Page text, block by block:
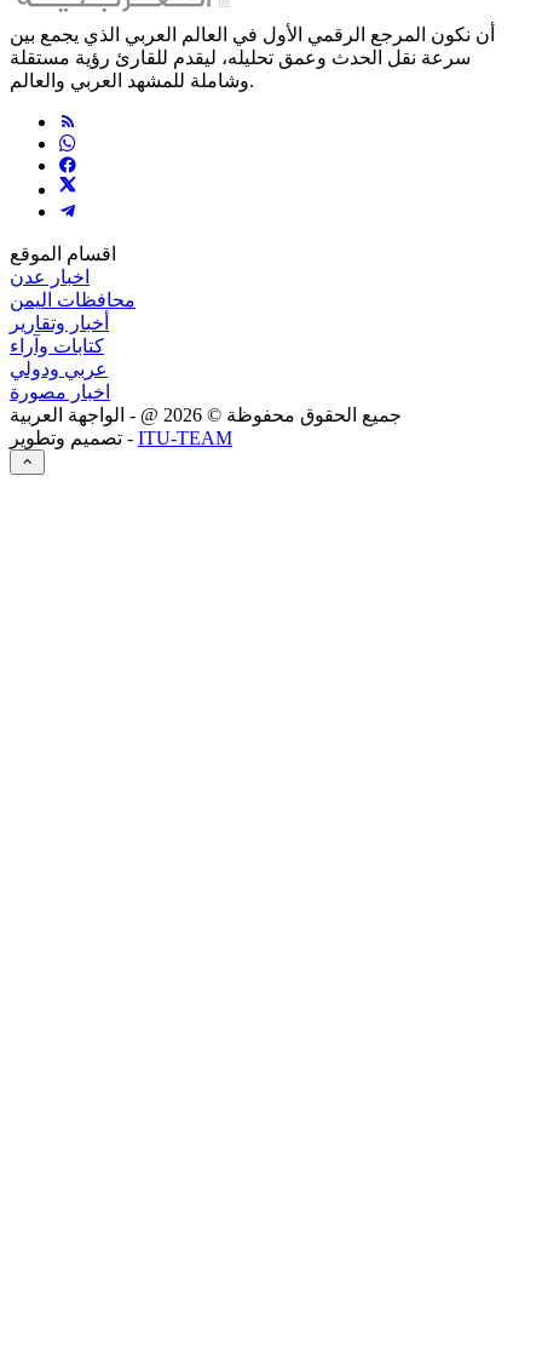
أن نكون المرجع الرقمي الأول في العالم العربي الذي يجمع بين
سرعة نقل الحدث وعمق تحليله، ليقدم للقارئ رؤية مستقلة
وشاملة للمشهد العربي والعالم.
اقسام الموقع
اخبار عدن
محافظات اليمن
أخبار وتقارير
كتابات وآراء
عربي ودولي
اخبار مصورة
جميع الحقوق محفوظة © 2026 @ - الواجهة العربية
تصميم وتطوير - ITU-TEAM